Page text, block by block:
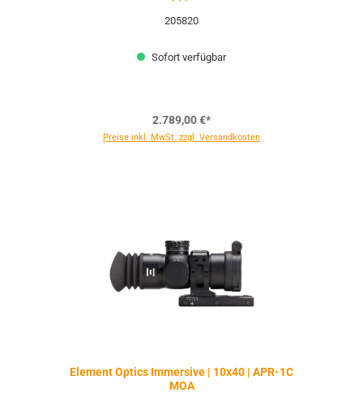
205820
Sofort verfügbar
2.789,00 €*
Preise inkl. MwSt. zzgl. Versandkosten
Element Optics Immersive | 10x40 | APR-1C
MOA